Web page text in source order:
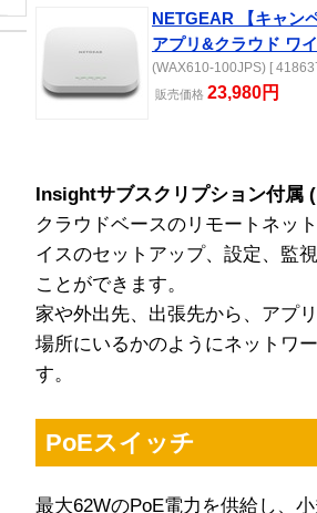
NETGEAR 【キャン
アプリ&クラウド ワ
(WAX610-100JPS) [
販売価格 23,980円
Insightサブスクリプション付属
クラウドベースのリモートネッ
イスのセットアップ、設定、監
ことができます。
家や外出先、出張先から、アプ
場所にいるかのようにネットワ
す。
PoEスイッチ
最大62WのPoE電力を供給し、